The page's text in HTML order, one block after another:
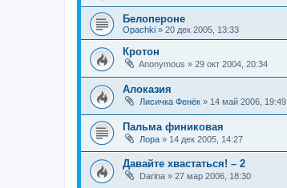
Белопероне
Opachki » 20 дек 2005, 13:33
Кротон
Anonymous » 29 окт 2004, 20:34
Алоказия
Лисичка Фенёк » 14 май 2006, 19:49
Пальма финиковая
Лора » 14 дек 2005, 14:27
Давайте хвастаться! – 2
Darina » 27 мар 2006, 18:30